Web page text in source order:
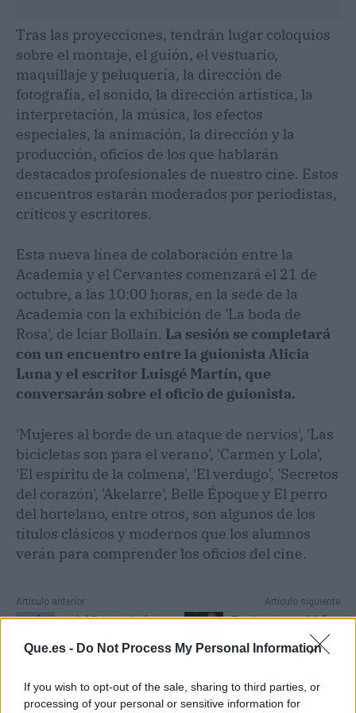
Que.es - Do Not Process My Personal Information
If you wish to opt-out of the sale, sharing to third parties, or
processing of your personal or sensitive information for
Tras las proyecciones, tendrán lugar coloquios
sobre el montaje, el guión, el vestuario,
maquillaje y peluquería, la dirección de
fotografía, el sonido, la dirección artística, la
interpretación, la música, los efectos
especiales, la animación, la dirección y la
producción, oficios de los que hablarán
destacados profesionales de nuestro cine. Estos
encuentros estarán moderados por periodistas,
críticos y escritores.
Esta nueva línea de colaboración entre la
Academia y el Cervantes comenzará el 21 de
octubre, a las 10:00 horas, en la sede de la
Academia con la exhibición de 'La boda de
Rosa', de Iciar Bollain. La sesión se completará
con un encuentro entre la guionista Alicia
Luna y el escritor Luisgé Martín, que
conversarán sobre el oficio de guionista.
'Mujeres al borde de un ataque de nervios', 'Las
bicicletas son para el verano', 'Carmen y Lola',
'El espíritu de la colmena', 'El verdugo', 'Secretos
del corazón', 'Akelarre', Belle Époque y El perro
del hortelano, entre otros, son algunos de los
títulos clásicos y modernos que los alumnos
verán para comprender los oficios del cine.
Artículo anterior
Isabel Coixet y Jesús
Liderazgo Cultural
Artículo siguiente
El guitarrista madrileño
Víctor Monge 'Serranito'
iniciará las actuaciones